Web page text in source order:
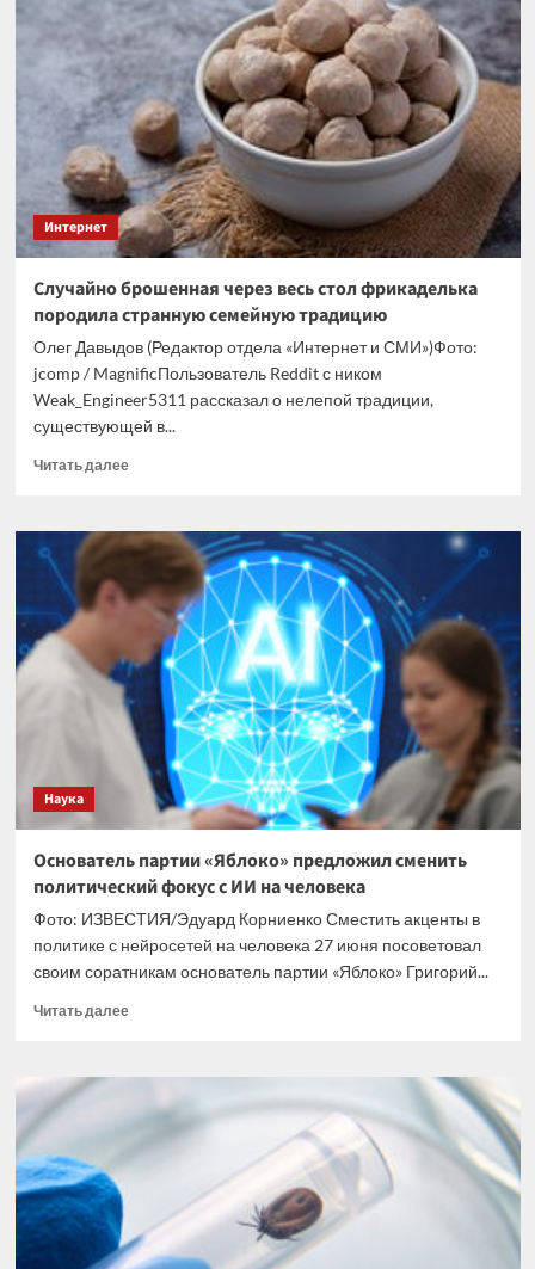
сбой
в
популярном
приложении
Интернет
Случайно брошенная через весь стол фрикаделька
породила странную семейную традицию
Олег Давыдов (Редактор отдела «Интернет и СМИ»)Фото:
jcomp / MagnificПользователь Reddit с ником
Weak_Engineer5311 рассказал о нелепой традиции,
существующей в...
Читать далееПрочитать
Случайно
брошенная
весь
стол
фрикаделька
породила
странную
семейную
традицию
Наука
Основатель партии «Яблоко» предложил сменить
политический фокус с ИИ на человека
Фото: ИЗВЕСТИЯ/Эдуард Корниенко Сместить акценты в
политике с нейросетей на человека 27 июня посоветовал
своим соратникам основатель партии «Яблоко» Григорий...
Читать далееПрочитать
Основатель
«Яблоко» предложил
сменить
политический
ИИ
на